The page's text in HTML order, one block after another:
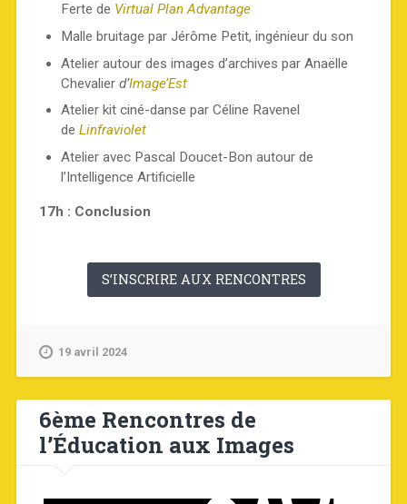
Ferte de Virtual Plan Advantage
Malle bruitage par Jérôme Petit, ingénieur du son
Atelier autour des images d’archives par Anaëlle
Chevalier d’Image’Est
Atelier kit ciné-danse par Céline Ravenel
de Linfraviolet
Atelier avec Pascal Doucet-Bon autour de
l’Intelligence Artificielle
17h : Conclusion
S’INSCRIRE AUX RENCONTRES
19 avril 2024
6ème Rencontres de
l’Éducation aux Images